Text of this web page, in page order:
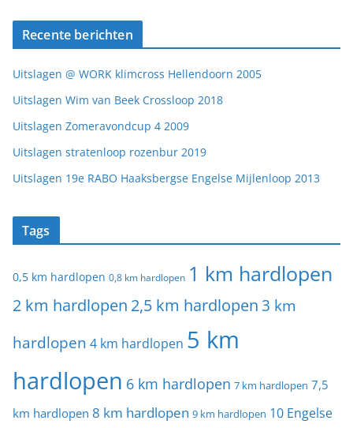
Recente berichten
Uitslagen @ WORK klimcross Hellendoorn 2005
Uitslagen Wim van Beek Crossloop 2018
Uitslagen Zomeravondcup 4 2009
Uitslagen stratenloop rozenbur 2019
Uitslagen 19e RABO Haaksbergse Engelse Mijlenloop 2013
Tags
0,5 km hardlopen 0,8 km hardlopen 1 km hardlopen
2 km hardlopen 2,5 km hardlopen 3 km
hardlopen 4 km hardlopen 5 km
hardlopen 6 km hardlopen 7 km hardlopen 7,5
km hardlopen 8 km hardlopen 9 km hardlopen 10 Engelse